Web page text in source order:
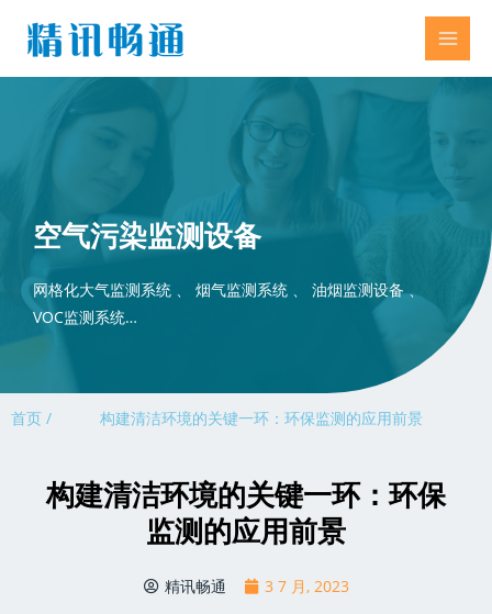
空气污染监测设备
网格化大气监测系统 、 烟气监测系统 、 油烟监测设备 、
VOC监测系统…
首页 / 构建清洁环境的关键一环：环保监测的应用前景
构建清洁环境的关键一环：环保
监测的应用前景
精讯畅通 3 7 月, 2023